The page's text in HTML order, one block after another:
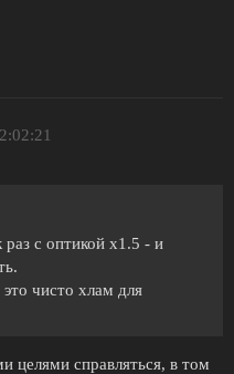
раз с оптикой х1.5 - и
чисто хлам для
целями справляться, в том